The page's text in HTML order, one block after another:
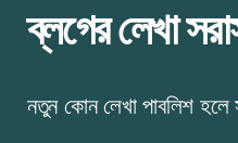
ব্লগের লেখা
নতুন কোন লেখা পাবলিশ হলে